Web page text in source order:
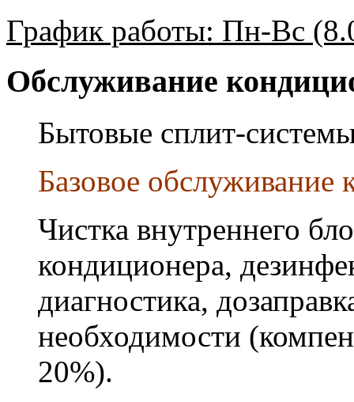
График работы: Пн-Вс
Обслуживание
Бытовые сплит-
Базовое обслуживание
Чистка внутреннего
кондиционера,
диагностика,
необходимости
20%).